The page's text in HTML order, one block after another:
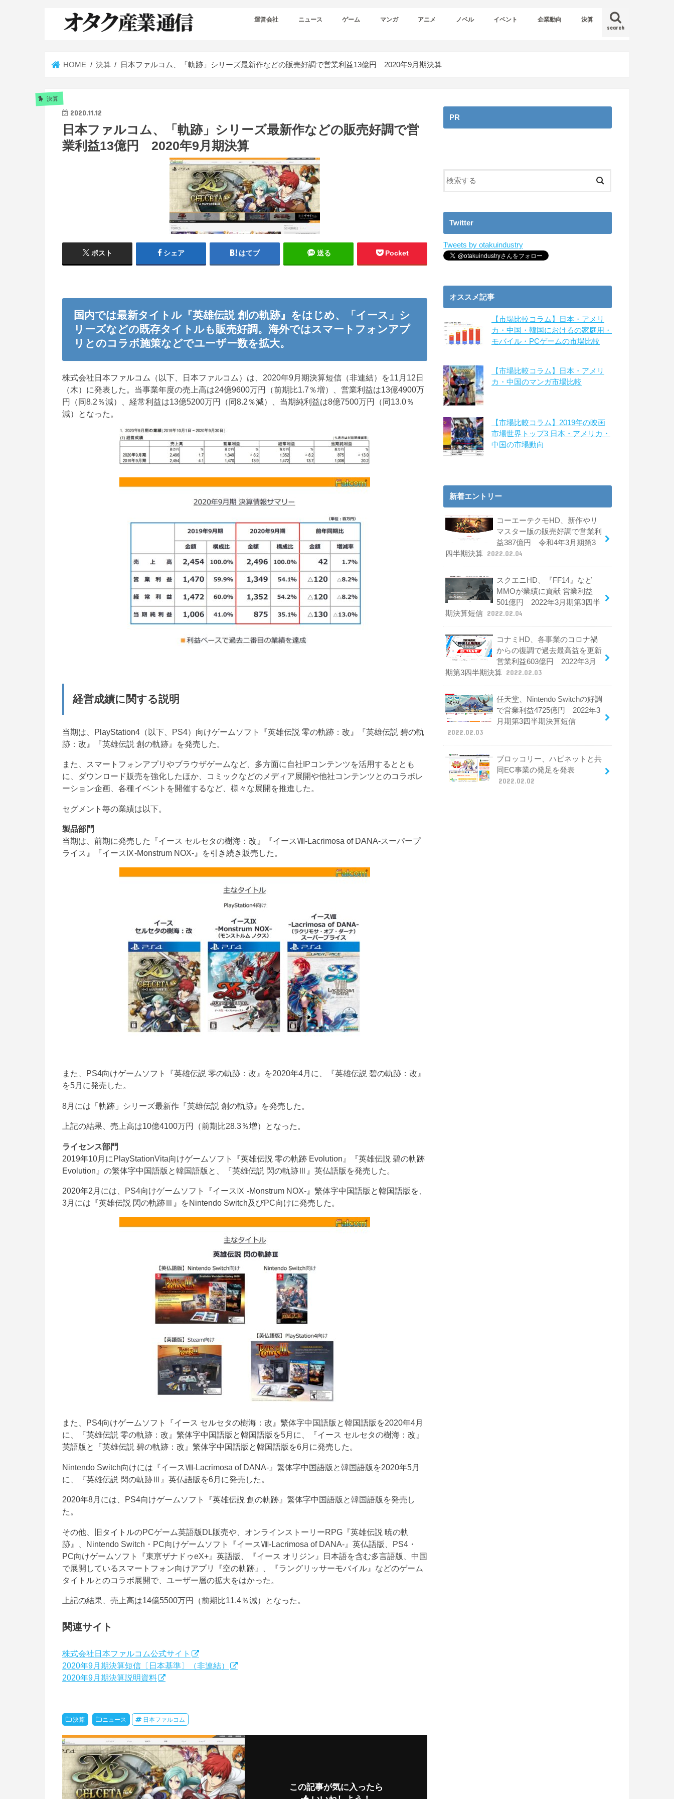
search
運営会社 ニュース ゲーム マンガ アニメ ノベル イベント 企業動向 決算
HOME 決算 日本ファルコム、「軌跡」シリーズ最新作などの販売好調で営業利益13億円 2020年9月期決算
決算
2020.11.12
日本ファルコム、「軌跡」シリーズ最新作などの販売好調で営
業利益13億円 2020年9月期決算
ポスト シェア はてブ 送る Pocket
国内では最新タイトル『英雄伝説 創の軌跡』をはじめ、「イース」シ
リーズなどの既存タイトルも販売好調。海外ではスマートフォンアプ
リとのコラボ施策などでユーザー数を拡大。
株式会社日本ファルコム（以下、日本ファルコム）は、2020年9月期決算短信（非連結）を11月12日
（木）に発表した。当事業年度の売上高は24億9600万円（前期比1.7％増）、営業利益は13億4900万
円（同8.2％減）、経常利益は13億5200万円（同8.2％減）、当期純利益は8億7500万円（同13.0％
減）となった。
経営成績に関する説明
当期は、PlayStation4（以下、PS4）向けゲームソフト『英雄伝説 零の軌跡：改』『英雄伝説 碧の軌
跡：改』『英雄伝説 創の軌跡』を発売した。
また、スマートフォンアプリやブラウザゲームなど、多方面に自社IPコンテンツを活用するととも
に、ダウンロード販売を強化したほか、コミックなどのメディア展開や他社コンテンツとのコラボレ
ーション企画、各種イベントを開催するなど、様々な展開を推進した。
セグメント毎の業績は以下。
製品部門
当期は、前期に発売した『イース セルセタの樹海：改』『イースⅧ-Lacrimosa of DANA-スーパープ
ライス』『イースⅨ-Monstrum NOX-』を引き続き販売した。
また、PS4向けゲームソフト『英雄伝説 零の軌跡：改』を2020年4月に、『英雄伝説 碧の軌跡：改』
を5月に発売した。
8月には「軌跡」シリーズ最新作『英雄伝説 創の軌跡』を発売した。
上記の結果、売上高は10億4100万円（前期比28.3％増）となった。
ライセンス部門
2019年10月にPlayStationVita向けゲームソフト『英雄伝説 零の軌跡 Evolution』『英雄伝説 碧の軌跡
Evolution』の繁体字中国語版と韓国語版と、『英雄伝説 閃の軌跡Ⅲ』英仏語版を発売した。
2020年2月には、PS4向けゲームソフト『イースⅨ -Monstrum NOX-』繁体字中国語版と韓国語版を、
3月には『英雄伝説 閃の軌跡Ⅲ』をNintendo Switch及びPC向けに発売した。
また、PS4向けゲームソフト『イース セルセタの樹海：改』繁体字中国語版と韓国語版を2020年4月
に、『英雄伝説 零の軌跡：改』繁体字中国語版と韓国語版を5月に、『イース セルセタの樹海：改』
英語版と『英雄伝説 碧の軌跡：改』繁体字中国語版と韓国語版を6月に発売した。
Nintendo Switch向けには『イースⅧ-Lacrimosa of DANA-』繁体字中国語版と韓国語版を2020年5月
に、『英雄伝説 閃の軌跡Ⅲ』英仏語版を6月に発売した。
2020年8月には、PS4向けゲームソフト『英雄伝説 創の軌跡』繁体字中国語版と韓国語版を発売し
た。
その他、旧タイトルのPCゲーム英語版DL販売や、オンラインストーリーRPG『英雄伝説 暁の軌
跡』、Nintendo Switch・PC向けゲームソフト『イースⅧ-Lacrimosa of DANA-』英仏語版、PS4・
PC向けゲームソフト『東亰ザナドゥeX+』英語版、『イース オリジン』日本語を含む多言語版、中国
で展開しているスマートフォン向けアプリ『空の軌跡』、『ラングリッサーモバイル』などのゲーム
タイトルとのコラボ展開で、ユーザー層の拡大をはかった。
上記の結果、売上高は14億5500万円（前期比11.4％減）となった。
関連サイト
株式会社日本ファルコム公式サイト
2020年9月期決算短信〔日本基準〕（非連結）
2020年9月期決算説明資料
決算 ニュース 日本ファルコム
この記事が気に入ったら
PR
Twitter
Tweets by otakuindustry
オススメ記事
【市場比較コラム】日本・アメリ
カ・中国・韓国におけるの家庭用・
モバイル・PCゲームの市場比較
【市場比較コラム】日本・アメリ
カ・中国のマンガ市場比較
【市場比較コラム】2019年の映画
市場世界トップ3 日本・アメリカ・
中国の市場動向
新着エントリー
コーエーテクモHD、新作やリ
マスター版の販売好調で営業利
益387億円 令和4年3月期第3
四半期決算 2022.02.04
スクエニHD、『FF14』など
MMOが業績に貢献 営業利益
501億円 2022年3月期第3四半
期決算短信 2022.02.04
コナミHD、各事業のコロナ禍
からの復調で過去最高益を更新
営業利益603億円 2022年3月
期第3四半期決算 2022.02.03
任天堂、Nintendo Switchの好調
で営業利益4725億円 2022年3
月期第3四半期決算短信
2022.02.03
ブロッコリー、ハピネットと共
同EC事業の発足を発表
2022.02.02